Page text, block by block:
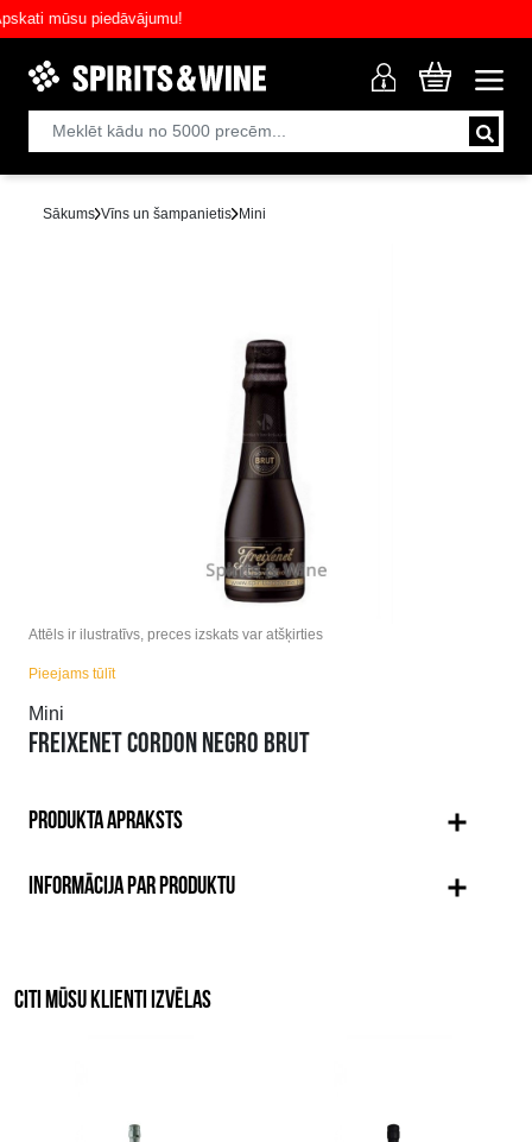
mūsu piedāvājumu!
Sākums Vīns un šampanietis Mini
Attēls ir ilustratīvs, preces izskats var atšķirties
Pieejams tūlīt
Mini
FREIXENET CORDON NEGRO BRUT
PRODUKTA APRAKSTS
INFORMĀCIJA PAR PRODUKTU
CITI MŪSU KLIENTI IZVĒLAS